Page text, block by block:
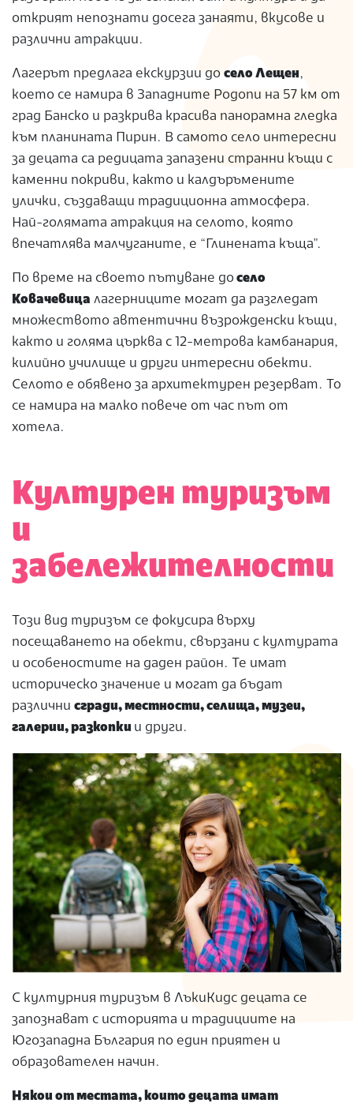
открият непознати досега занаяти, вкусове и
различни атракции.
Лагерът предлага екскурзии до село Лещен,
което се намира в Западните Родопи на 57 км от
град Банско и разкрива красива панорамна гледка
към планината Пирин. В самото село интересни
за децата са редицата запазени странни къщи с
каменни покриви, както и калдъръмените
улички, създаващи традиционна атмосфера.
Най-голямата атракция на селото, която
впечатлява малчуганите, е “Глинената къща”.
По време на своето пътуване досело
Ковачевица лагерниците могат да разгледат
множеството автентични възрожденски къщи,
както и голяма църква с 12-метрова камбанария,
килийно училище и други интересни обекти.
Селото е обявено за архитектурен резерват. То
се намира на малко повече от час път от
хотела.
Културен туризъм
и
забележителности
Този вид туризъм се фокусира върху
посещаването на обекти, свързани с културата
и особеностите на даден район. Те имат
историческо значение и могат да бъдат
различни сгради, местности, селища, музеи,
галерии, разкопки и други.
С културния туризъм в ЛъкиКидс децата се
запознават с историята и традициите на
Югозападна България по един приятен и
образователен начин.
Някои от местата, които децата имат